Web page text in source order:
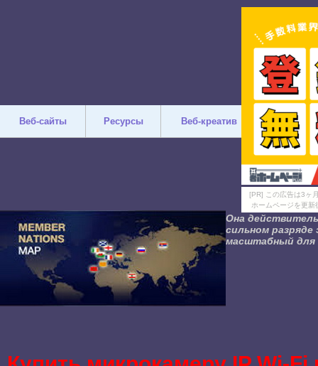
[PR] この広告は3ヶ
ホームページを更
Она
сильном
масштабный для
Веб-сайты Ресурсы Веб-креатив Дизайн